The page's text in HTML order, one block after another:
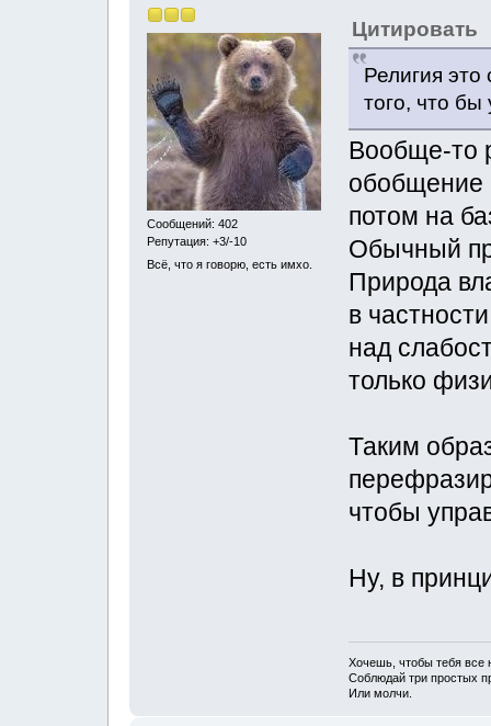
Сообщений: 402
Репутация: +3/-10
Всё, что я говорю, есть имхо.
Цитировать
Религия
того, что
Вообще-то
обобщение
потом на
Обычный
Природа
в
над
только
Таким
чтобы
Ну, в
Хочешь, чтобы тебя все
Соблюдай три простых
Или молчи.